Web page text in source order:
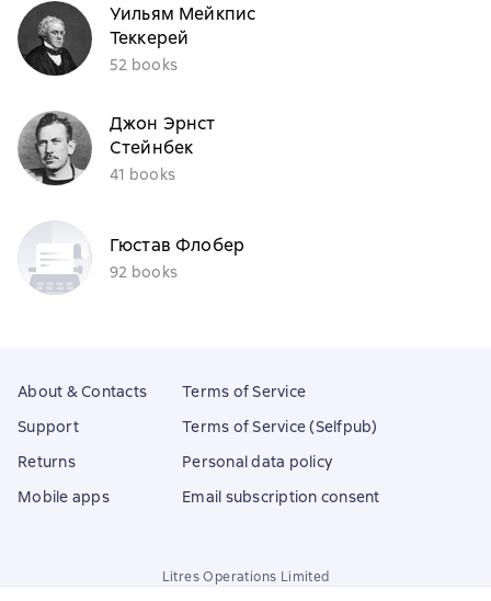
Уильям Мейкпис
Теккерей
52 books
Джон Эрнст
Стейнбек
41 books
Гюстав Флобер
92 books
About & Contacts
Support
Returns
Mobile apps
Terms of Service
Terms of Service (Selfpub)
Personal data policy
Email subscription consent
Litres Operations Limited